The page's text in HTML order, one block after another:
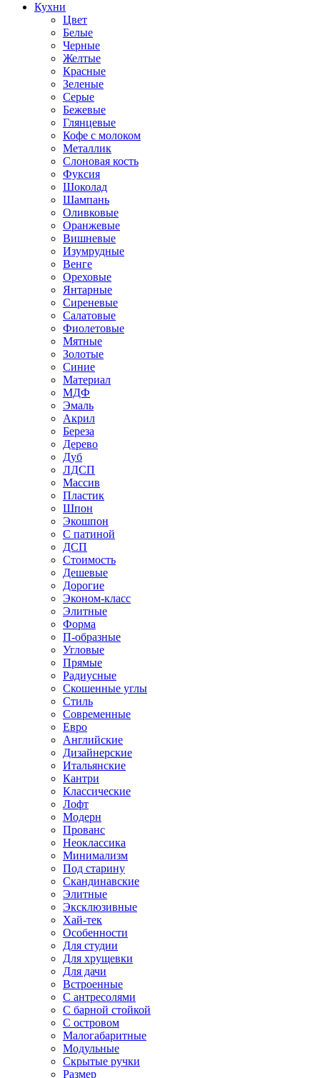
Кухни
Цвет
Белые
Черные
Желтые
Красные
Зеленые
Серые
Бежевые
Глянцевые
Кофе с молоком
Металлик
Слоновая кость
Фуксия
Шоколад
Шампань
Оливковые
Оранжевые
Вишневые
Изумрудные
Венге
Ореховые
Янтарные
Сиреневые
Салатовые
Фиолетовые
Мятные
Золотые
Синие
Материал
МДФ
Эмаль
Акрил
Береза
Дерево
Дуб
ЛДСП
Массив
Пластик
Шпон
Экошпон
С патиной
ДСП
Стоимость
Дешевые
Дорогие
Эконом-класс
Элитные
Форма
П-образные
Угловые
Прямые
Радиусные
Скошенные углы
Стиль
Современные
Евро
Английские
Дизайнерские
Итальянские
Кантри
Классические
Лофт
Модерн
Прованс
Неоклассика
Минимализм
Под старину
Скандинавские
Элитные
Эксклюзивные
Хай-тек
Особенности
Для студии
Для хрущевки
Для дачи
Встроенные
С антресолями
С барной стойкой
С островом
Малогабаритные
Модульные
Скрытые ручки
Размер